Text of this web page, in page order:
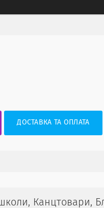
ДОСТАВКА ТА ОПЛАТА
Канцтовари,